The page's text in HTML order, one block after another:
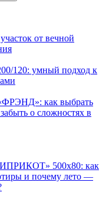
от вечной
120: умный подход к
как выбрать
о сложностях в
500x80: как
и почему лето —